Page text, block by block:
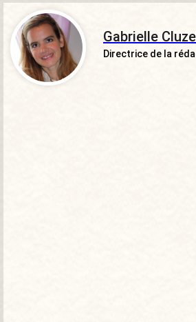
Gabrielle
Directrice de la